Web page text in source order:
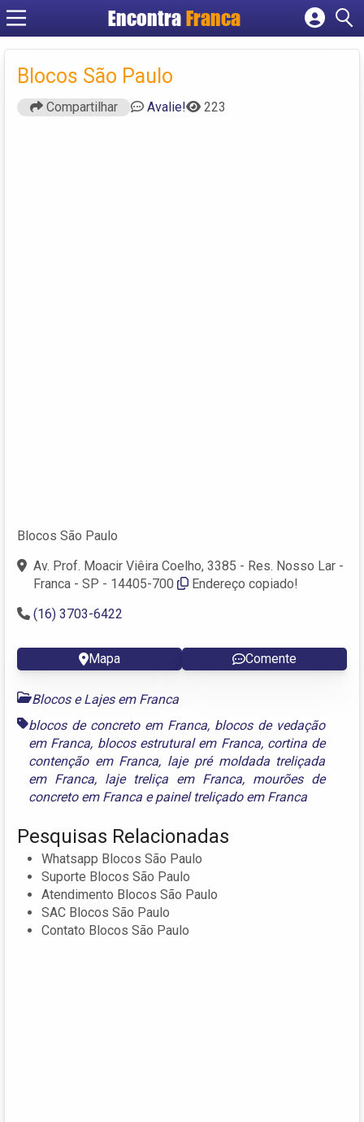
Encontra Franca
Cadastrar empresa
Criar conta
Blocos São Paulo
Compartilhar Avalie! 223
Blocos São Paulo
Av. Prof. Moacir Viêira Coelho, 3385 - Res. Nosso Lar -
Franca - SP - 14405-700
Endereço copiado!
(16) 3703-6422
Mapa Comente
Blocos e Lajes em Franca
blocos de concreto em Franca, blocos de vedação
em Franca, blocos estrutural em Franca, cortina de
contenção em Franca, laje pré moldada treliçada
em Franca, laje treliça em Franca, mourões de
concreto em Franca epainel treliçado em Franca
Pesquisas Relacionadas
Whatsapp Blocos São Paulo
Suporte Blocos São Paulo
Atendimento Blocos São Paulo
SAC Blocos São Paulo
Contato Blocos São Paulo